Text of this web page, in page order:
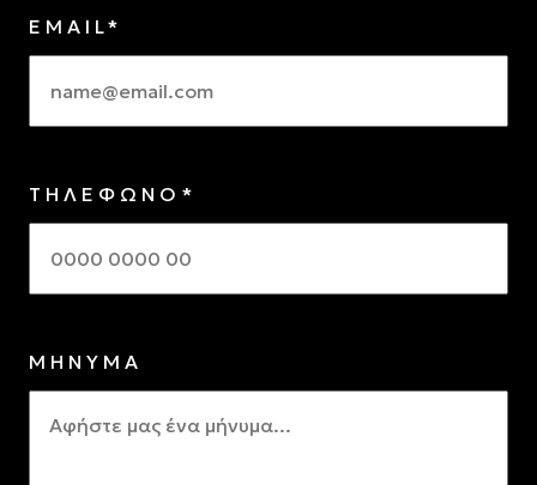
EMAIL*
ΤΗΛΕΦΩΝΟ*
ΜΗΝΥΜΑ